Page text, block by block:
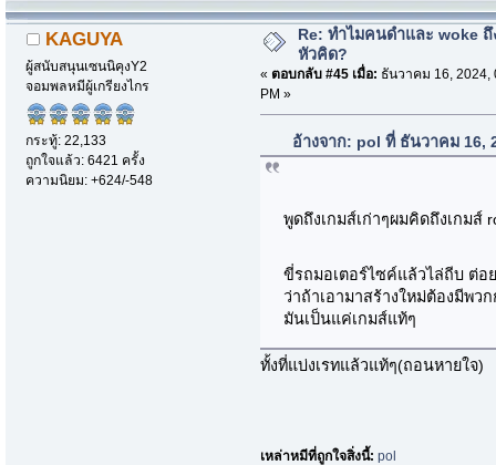
KAGUYA
ผู้สนับสนุนเซนนิคุงY2
จอมพลหมีผู้เกรียงไกร
กระทู้: 22,133
ถูกใจแล้ว: 6421 ครั้ง
ความนิยม: +624/-548
Re: ทำไมคนดำและ woke ถึ
หัวคิด?
« ตอบกลับ #45 เมื่อ: ธันวาคม 16, 2024,
PM »
อ้างจาก: pol ที่ ธันวาคม 16,
พูดถึงเกมส์เก่าๆผมคิดถึงเกม
ขี่รถมอเตอร์ไซค์แล้วไล่ถีบ ต่
ว่าถ้าเอามาสร้างใหม่ต้องมีพ
มันเป็นแค่เกมส์แท้ๆ
ทั้งที่แบ่งเรทแล้วแท้ๆ(ถอนหายใจ)
เหล่าหมีที่ถูกใจสิ่งนี้:pol